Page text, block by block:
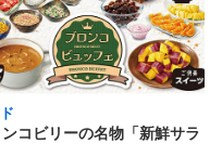
コビリーの名物「新鮮サラ